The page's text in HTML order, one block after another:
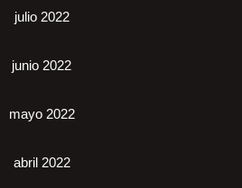
julio 2022
junio 2022
mayo 2022
abril 2022